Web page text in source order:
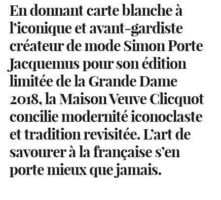
En donnant carte blanche à
l’iconique et avant-gardiste
créateur de mode Simon Porte
Jacquemus pour son édition
limitée de la Grande Dame
2018, la Maison Veuve Clicquot
concilie modernité iconoclaste
et tradition revisitée. L’art de
savourer à la française s’en
porte mieux que jamais.